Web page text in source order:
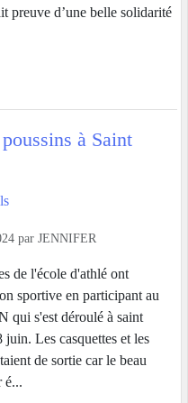
preuve d’une belle solidarité
à Saint
par JENNIFER
de l'école d'athlé ont
sportive en participant au
s'est déroulé à saint
Les casquettes et les
de sortie car le beau
é...